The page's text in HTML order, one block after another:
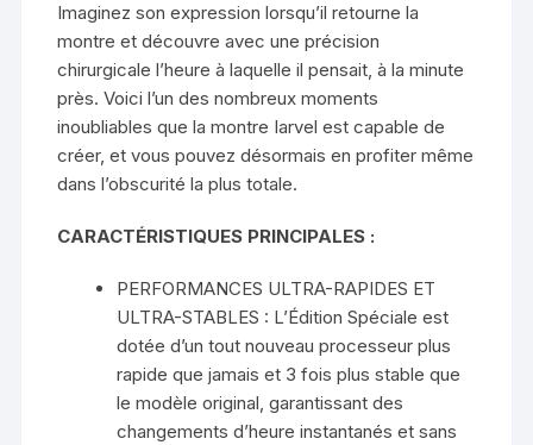
Imaginez son expression lorsqu’il retourne la
montre et découvre avec une précision
chirurgicale l’heure à laquelle il pensait, à la minute
près. Voici l’un des nombreux moments
inoubliables que la montre Iarvel est capable de
créer, et vous pouvez désormais en profiter même
dans l’obscurité la plus totale.
CARACTÉRISTIQUES PRINCIPALES :
PERFORMANCES ULTRA-RAPIDES ET
ULTRA-STABLES : L’Édition Spéciale est
dotée d’un tout nouveau processeur plus
rapide que jamais et 3 fois plus stable que
le modèle original, garantissant des
changements d’heure instantanés et sans